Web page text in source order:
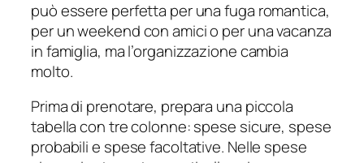
può essere perfetta per una fuga romantica,
per un weekend con amici o per una vacanza
in famiglia, ma l’organizzazione cambia
molto.
Prima di prenotare, prepara una piccola
tabella con tre colonne: spese sicure, spese
probabili e spese facoltative. Nelle spese